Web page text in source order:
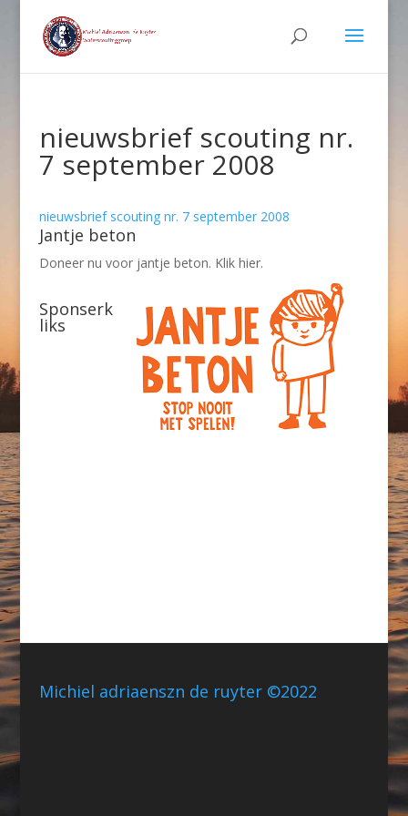
nieuwsbrief scouting nr.
7 september 2008
nieuwsbrief scouting nr. 7 september 2008
Jantje beton
Doneer nu voor jantje beton. Klik hier.
Sponserk
liks
Michiel adriaenszn de ruyter ©2022